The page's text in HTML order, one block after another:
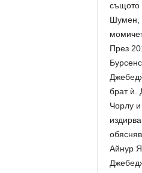
същото
Шумен,
През
брат ѝ.
Чорлу
Айнур